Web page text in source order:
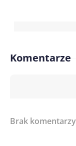
Komentarze
Imię/ Nick*
Brak